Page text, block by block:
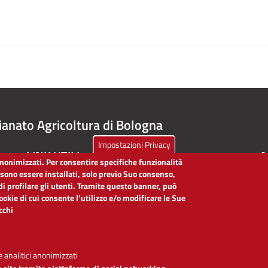
Agricoltura di Bologna
LINK UTILI
Dichiarazione di accessibilità
Obiettivi di accessibilità
Impostazioni Privacy
Per consentire specifiche funzionalità
essere installati, solo previo Suo consenso,
profilare gli utenti. Tramite questo banner, può
di cui consente l’utilizzo e/o modificare le Sue
analitici anonimizzati